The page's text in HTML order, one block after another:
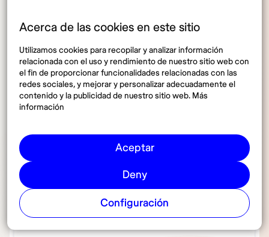
Acerca de las cookies en este sitio
Utilizamos cookies para recopilar y analizar información
relacionada con el uso y rendimiento de nuestro sitio web con
el fin de proporcionar funcionalidades relacionadas con las
redes sociales, y mejorar y personalizar adecuadamente el
contenido y la publicidad de nuestro sitio web. Más
información
Aceptar
Deny
Configuración
1. ¿Cuál es el mejor operador móvil en
Indonesia para turistas?
2. ¿Qué operador ofrece la mejor
cobertura en áreas rurales de
3. ¿Cuál es el operador con la red 5G
más avanzada en Indonesia?